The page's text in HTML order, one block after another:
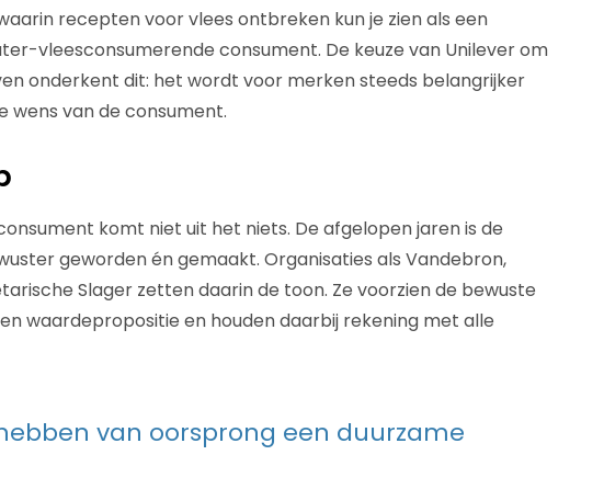
recepten voor vlees ontbreken kun je zien als een
vleesconsumerende consument. De keuze van Unilever om
onderkent dit: het wordt voor merken steeds belangrijker
wens van de consument.
komt niet uit het niets. De afgelopen jaren is de
geworden én gemaakt. Organisaties als Vandebron,
Slager zetten daarin de toon. Ze voorzien de bewuste
waardepropositie en houden daarbij rekening met alle
van oorsprong een duurzame